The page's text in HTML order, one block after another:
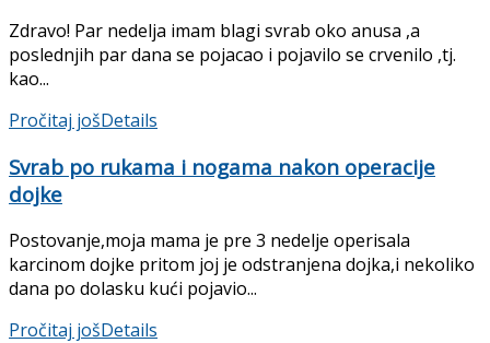
Zdravo! Par nedelja imam blagi svrab oko anusa ,a
poslednjih par dana se pojacao i pojavilo se crvenilo ,tj.
kao...
Pročitaj jošDetails
Svrab po rukama i nogama nakon operacije
dojke
Postovanje,moja mama je pre 3 nedelje operisala
karcinom dojke pritom joj je odstranjena dojka,i nekoliko
dana po dolasku kući pojavio...
Pročitaj jošDetails